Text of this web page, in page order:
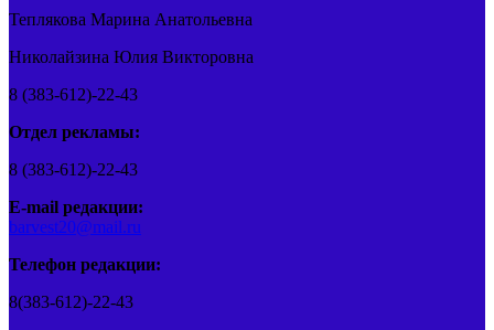
Теплякова Марина Анатольевна
Николайзина Юлия Викторовна
8 (383-612)-22-43
Отдел рекламы:
8 (383-612)-22-43
E-mail редакции:
barvest20@mail.ru
Телефон редакции:
8(383-612)-22-43